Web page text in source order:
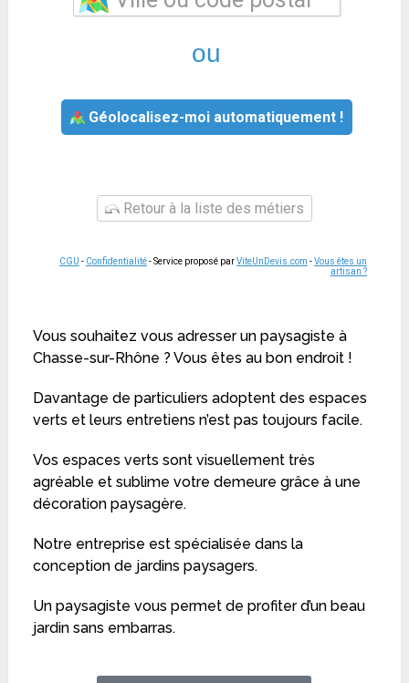
ou
Géolocalisez-moi automatiquement !
Retour à la liste des métiers
CGU - Confidentialité- Service proposé parViteUnDevis.com -Vous êtes un
artisan ?
Vous souhaitez vous adresser un paysagiste à
Chasse-sur-Rhône ? Vous êtes au bon endroit !
Davantage de particuliers adoptent des espaces
verts et leurs entretiens n’est pas toujours facile.
Vos espaces verts sont visuellement très
agréable et sublime votre demeure grâce à une
décoration paysagère.
Notre entreprise est spécialisée dans la
conception de jardins paysagers.
Un paysagiste vous permet de profiter d’un beau
jardin sans embarras.